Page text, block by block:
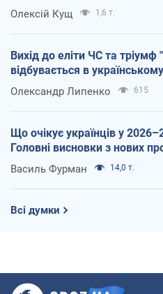
Олексій Кущ 1,6 т.
Вихід до еліти ЧС та
відбувається в
Олександр Липенко 615
Що очікує українців у
Головні висновки з нових
Василь Фурман 14,0 т.
Всі думки